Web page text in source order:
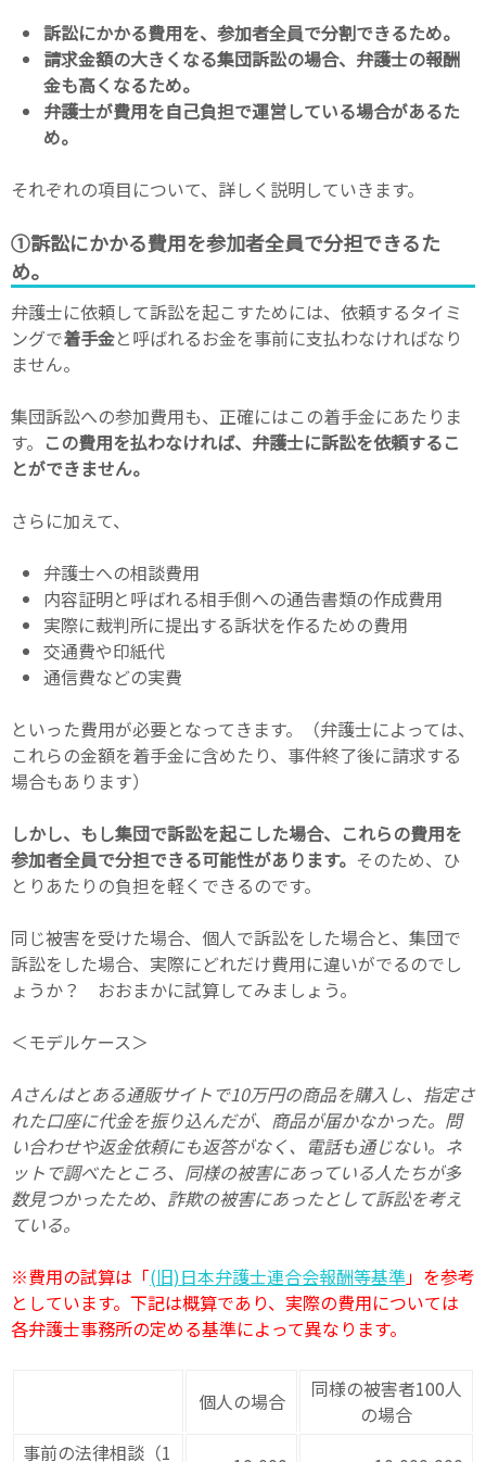
訴訟にかかる費用を、参加者全員で分割できるため。
請求金額の大きくなる集団訴訟の場合、弁護士の報酬
金も高くなるため。
弁護士が費用を自己負担で運営している場合があるた
め。
それぞれの項目について、詳しく説明していきます。
①訴訟にかかる費用を参加者全員で分担できるた
め。
弁護士に依頼して訴訟を起こすためには、依頼するタイミ
ングで着手金と呼ばれるお金を事前に支払わなければなり
ません。
集団訴訟への参加費用も、正確にはこの着手金にあたりま
す。 この費用を払わなければ、弁護士に訴訟を依頼するこ
とができません。
さらに加えて、
弁護士への相談費用
内容証明と呼ばれる相手側への通告書類の作成費用
実際に裁判所に提出する訴状を作るための費用
交通費や印紙代
通信費などの実費
といった費用が必要となってきます。（弁護士によっては、
これらの金額を着手金に含めたり、事件終了後に請求する
場合もあります）
しかし、もし集団で訴訟を起こした場合、これらの費用を
参加者全員で分担できる可能性があります。 そのため、ひ
とりあたりの負担を軽くできるのです。
同じ被害を受けた場合、個人で訴訟をした場合と、集団で
訴訟をした場合、実際にどれだけ費用に違いがでるのでし
ょうか？ おおまかに試算してみましょう。
＜モデルケース＞
Aさんはとある通販サイトで10万円の商品を購入し、指定さ
れた口座に代金を振り込んだが、商品が届かなかった。問
い合わせや返金依頼にも返答がなく、電話も通じない。ネ
ットで調べたところ、同様の被害にあっている人たちが多
数見つかったため、詐欺の被害にあったとして訴訟を考え
ている。
※費用の試算は「(旧)日本弁護士連合会報酬等基準」を参考
としています。下記は概算であり、実際の費用については
各弁護士事務所の定める基準によって異なります。
個人の場合
同様の被害者100人
の場合
事前の法律相談（1